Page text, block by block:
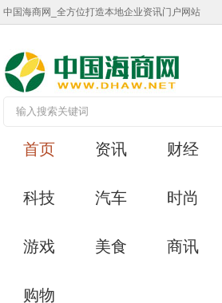
中国海商网_全方位打造本地企业资讯门户网站
首页 资讯 财经
科技 汽车 时尚
游戏 美食 商讯
购物